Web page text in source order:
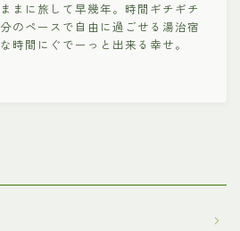
まに旅して早幾年。時間ギチギチ
のペースで自由に過ごせる湯治宿
時間にぐでーっと出来る幸せ。